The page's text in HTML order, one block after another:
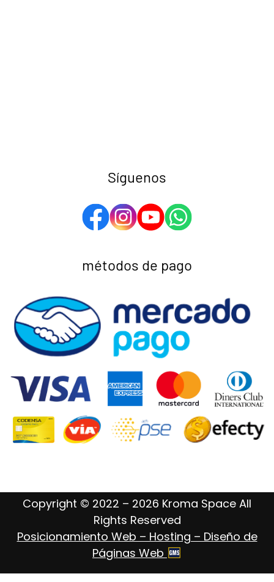
Síguenos
métodos de pago
Copyright © 2022 – 2026 Kroma Space All
Rights Reserved
Posicionamiento Web – Hosting – Diseño de
Páginas Web